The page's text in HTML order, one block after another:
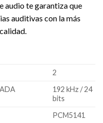
audio te garantiza que
auditivas con la más
2
192 kHz / 24
bits
PCM5141